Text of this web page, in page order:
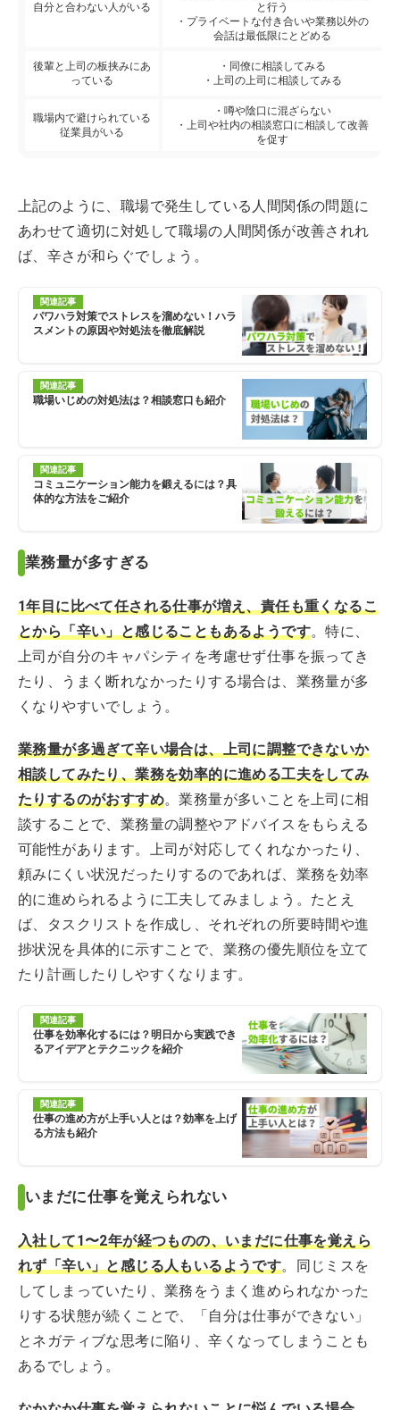
自分と合わない人がいる
と行う
・プライベートな付き合いや業務以外の
会話は最低限にとどめる
後輩と上司の板挟みにあ
っている
・同僚に相談してみる
・上司の上司に相談してみる
職場内で避けられている
従業員がいる
・噂や陰口に混ざらない
・上司や社内の相談窓口に相談して改善
を促す
上記のように、職場で発生している人間関係の問題に
あわせて適切に対処して職場の人間関係が改善されれ
ば、辛さが和らぐでしょう。
関連記事
パワハラ対策でストレスを溜めない！ハラ
スメントの原因や対処法を徹底解説
関連記事
職場いじめの対処法は？相談窓口も紹介
関連記事
コミュニケーション能力を鍛えるには？具
体的な方法をご紹介
業務量が多すぎる
1年目に比べて任される仕事が増え、責任も重くなるこ
とから「辛い」と感じることもあるようです。特に、
上司が自分のキャパシティを考慮せず仕事を振ってき
たり、うまく断れなかったりする場合は、業務量が多
くなりやすいでしょう。
業務量が多過ぎて辛い場合は、上司に調整できないか
相談してみたり、業務を効率的に進める工夫をしてみ
たりするのがおすすめ。業務量が多いことを上司に相
談することで、業務量の調整やアドバイスをもらえる
可能性があります。上司が対応してくれなかったり、
頼みにくい状況だったりするのであれば、業務を効率
的に進められるように工夫してみましょう。たとえ
ば、タスクリストを作成し、それぞれの所要時間や進
捗状況を具体的に示すことで、業務の優先順位を立て
たり計画したりしやすくなります。
関連記事
仕事を効率化するには？明日から実践でき
るアイデアとテクニックを紹介
関連記事
仕事の進め方が上手い人とは？効率を上げ
る方法も紹介
いまだに仕事を覚えられない
入社して1〜2年が経つものの、いまだに仕事を覚えら
れず「辛い」と感じる人もいるようです。同じミスを
してしまっていたり、業務をうまく進められなかった
りする状態が続くことで、「自分は仕事ができない」
とネガティブな思考に陥り、辛くなってしまうことも
あるでしょう。